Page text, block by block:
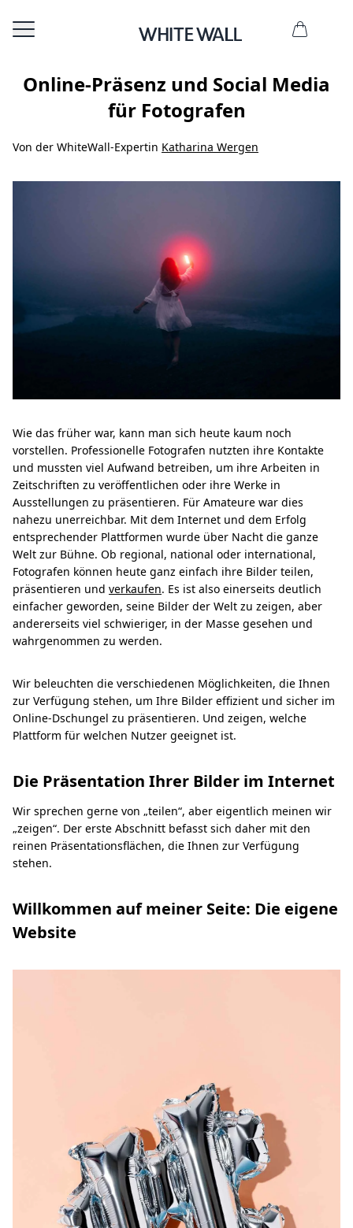
Online-Präsenz und Social Media
für Fotografen
Von der WhiteWall-Expertin Katharina Wergen
Wie das früher war, kann man sich heute kaum noch
vorstellen. Professionelle Fotografen nutzten ihre Kontakte
und mussten viel Aufwand betreiben, um ihre Arbeiten in
Zeitschriften zu veröffentlichen oder ihre Werke in
Ausstellungen zu präsentieren. Für Amateure war dies
nahezu unerreichbar. Mit dem Internet und dem Erfolg
entsprechender Plattformen wurde über Nacht die ganze
Welt zur Bühne. Ob regional, national oder international,
Fotografen können heute ganz einfach ihre Bilder teilen,
präsentieren und verkaufen. Es ist also einerseits deutlich
einfacher geworden, seine Bilder der Welt zu zeigen, aber
andererseits viel schwieriger, in der Masse gesehen und
wahrgenommen zu werden.
Wir beleuchten die verschiedenen Möglichkeiten, die Ihnen
zur Verfügung stehen, um Ihre Bilder effizient und sicher im
Online-Dschungel zu präsentieren. Und zeigen, welche
Plattform für welchen Nutzer geeignet ist.
Die Präsentation Ihrer Bilder im Internet
Wir sprechen gerne von „teilen“, aber eigentlich meinen wir
„zeigen“. Der erste Abschnitt befasst sich daher mit den
reinen Präsentationsflächen, die Ihnen zur Verfügung
stehen.
Willkommen auf meiner Seite: Die eigene
Website